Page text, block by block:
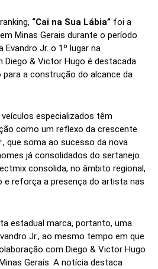
“Cai na Sua Lábia” foi a
Minas Gerais durante o período
Evandro Jr. o 1º lugar na
Diego & Victor Hugo é destacada
a construção do alcance da
especializados têm
como um reflexo da crescente
que soma ao sucesso da nova
já consolidados do sertanejo.
consolida, no âmbito regional,
e reforça a presença do artista nas
estadual marca, portanto, uma
Jr., ao mesmo tempo em que
com Diego & Victor Hugo
Gerais. A notícia destaca